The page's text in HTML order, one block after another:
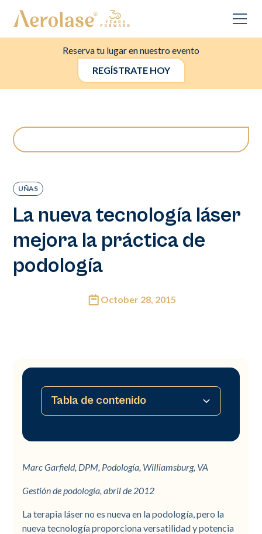
Reserva tu lugar en nuestro evento
REGÍSTRATE HOY
UÑAS
La nueva tecnología láser
mejora la práctica de
podología
October 28, 2015
Marc Garfield, DPM, Podología, Williamsburg, VA
Gestión de podología, abril de 2012
La terapia láser no es nueva en la podología, pero la
nueva tecnología proporciona versatilidad y potencia
Tabla de contenido